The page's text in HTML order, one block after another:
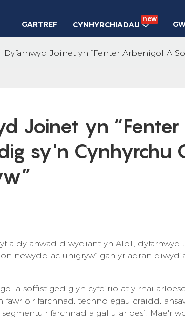
GARTREF CYNHYRCHIADAU
new
Dyfarnwyd Joinet yn “Fenter Arbenigol A
Joinet yn “Fenter
sy'n Cynhyrchu
a dylanwad diwydiant yn AIoT,
newydd ac unigryw” gan yr adran
a soffistigedig yn cyfeirio at y rhai
fawr o'r farchnad, technolegau craidd,
farchnad a gallu arloesi. Mae'r